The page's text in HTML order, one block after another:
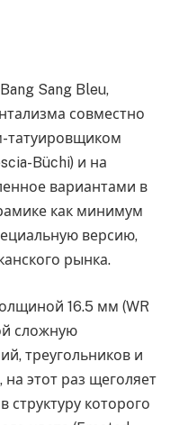
Sang Bleu,
совместно
татуировщиком
Büchi) и на
вариантами в
как минимум
версию,
рынка.
16.5 мм (WR
сложную
треугольников и
этот раз щеголяет
структуру которого